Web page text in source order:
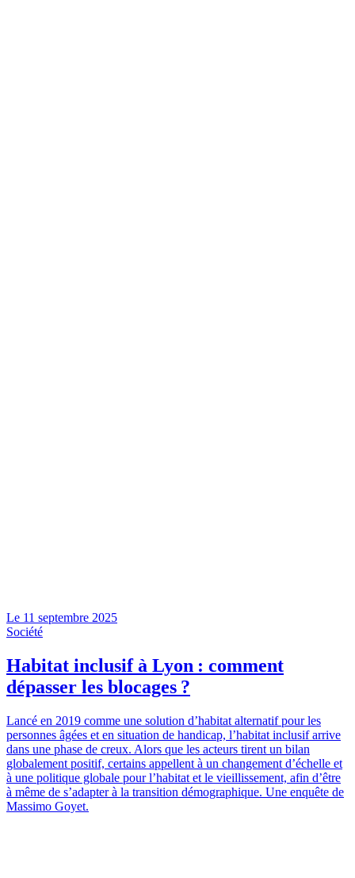
Le 11 septembre 2025
Société
Habitat inclusif à Lyon : comment
dépasser les blocages ?
Lancé en 2019 comme une solution d’habitat alternatif pour les
personnes âgées et en situation de handicap, l’habitat inclusif arrive
dans une phase de creux. Alors que les acteurs tirent un bilan
globalement positif, certains appellent à un changement d’échelle et
à une politique globale pour l’habitat et le vieillissement, afin d’être
à même de s’adapter à la transition démographique. Une enquête de
Massimo Goyet.